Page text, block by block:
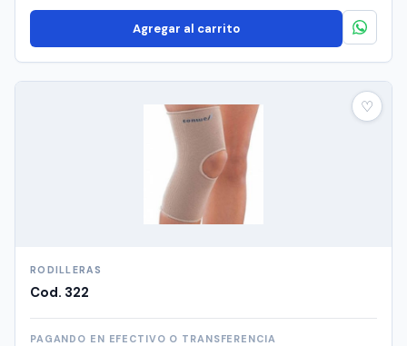
Agregar al carrito
♡
RODILLERAS
Cod. 322
PAGANDO EN EFECTIVO O TRANSFERENCIA